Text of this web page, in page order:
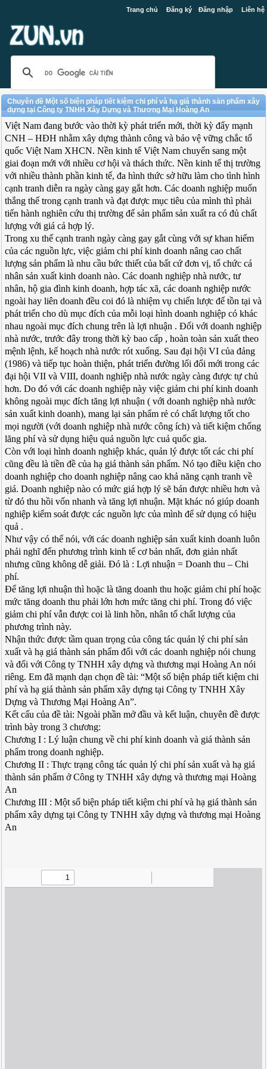
Trang chủ Đăng ký Đăng nhập Liên hệ
Chuyên đề Một số biện pháp tiết kiệm chi phí và hạ giá thành sản phẩm xây
dựng tại Công ty TNHH Xây Dựng và Thương Mại Hoàng An
Việt Nam đang bước vào thời kỳ phát triển mới, thời kỳ đẩy mạnh
CNH – HĐH nhằm xây dựng thành công và bảo vệ vững chắc tổ
quốc Việt Nam XHCN. Nền kinh tế Việt Nam chuyển sang một
giai đoạn mới với nhiều cơ hội và thách thức. Nền kinh tế thị trường
với nhiều thành phần kinh tế, đa hình thức sở hữu làm cho tình hình
cạnh tranh diễn ra ngày càng gay gắt hơn. Các doanh nghiệp muốn
thắng thế trong cạnh tranh và đạt được mục tiêu của mình thì phải
tiến hành nghiên cứu thị trường để sản phẩm sản xuất ra có đủ chất
lượng với giá cả hợp lý.
Trong xu thế cạnh tranh ngày càng gay gắt cùng với sự khan hiếm
của các nguồn lực, việc giảm chi phí kinh doanh nâng cao chất
lượng sản phẩm là nhu cầu bức thiết của bất cứ đơn vị, tổ chức cá
nhân sản xuất kinh doanh nào. Các doanh nghiệp nhà nước, tư
nhân, hộ gia đình kinh doanh, hợp tác xã, các doanh nghiệp nước
ngoài hay liên doanh đều coi đó là nhiệm vụ chiến lược để tồn tại và
phát triển cho dù mục đích của mỗi loại hình doanh nghiệp có khác
nhau ngoài mục đích chung trên là lợi nhuận . Đối với doanh nghiệp
nhà nước, trước đây trong thời kỳ bao cấp , hoàn toàn sản xuất theo
mệnh lệnh, kế hoạch nhà nước rót xuống. Sau đại hội VI của đảng
(1986) và tiếp tục hoàn thiện, phát triển đường lối đổi mới trong các
đại hội VII và VIII, doanh nghiệp nhà nước ngày càng được tự chủ
hơn. Do đó với các doanh nghiệp này việc giảm chi phí kinh doanh
không ngoài mục đích tăng lợi nhuận ( với doanh nghiệp nhà nước
sản xuất kinh doanh), mang lại sản phẩm rẻ có chất lượng tốt cho
mọi người (với doanh nghiệp nhà nước công ích) và tiết kiệm chống
lãng phí và sử dụng hiệu quả nguồn lực cuả quốc gia.
Còn với loại hình doanh nghiệp khác, quản lý được tốt các chi phí
cũng đều là tiền đề của hạ giá thành sản phẩm. Nó tạo điều kiện cho
doanh nghiệp cho doanh nghiệp nâng cao khả năng cạnh tranh về
giá. Doanh nghiệp nào có mức giá hợp lý sẽ bán được nhiều hơn và
từ đó thu hồi vốn nhanh và tăng lợi nhuận. Mặt khác nó giúp doanh
nghiệp kiểm soát được các nguồn lực của mình để sử dụng có hiệu
quả .
Như vậy có thể nói, với các doanh nghiệp sản xuất kinh doanh luôn
phải nghĩ đến phương trình kinh tế cơ bản nhất, đơn giản nhất
nhưng cũng không dễ giải. Đó là : Lợi nhuận = Doanh thu – Chi
phí.
Để tăng lợi nhuận thì hoặc là tăng doanh thu hoặc giảm chi phí hoặc
mức tăng doanh thu phải lớn hơn mức tăng chi phí. Trong đó việc
giảm chi phí vẫn được coi là linh hồn, nhân tố chất lượng của
phương trình này.
Nhận thức được tầm quan trọng của công tác quản lý chi phí sản
xuất và hạ giá thành sản phẩm đối với các doanh nghiệp nói chung
và đối với Công ty TNHH xây dựng và thương mại Hoàng An nói
riêng. Em đã mạnh dạn chọn đề tài: “Một số biện pháp tiết kiệm chi
phí và hạ giá thành sản phẩm xây dựng tại Công ty TNHH Xây
Dựng và Thương Mại Hoàng An”.
Kết cấu của đề tài: Ngoài phần mở đầu và kết luận, chuyên đề được
trình bày trong 3 chương:
Chương I : Lý luận chung về chi phí kinh doanh và giá thành sản
phẩm trong doanh nghiệp.
Chương II : Thực trạng công tác quản lý chi phí sản xuất và hạ giá
thành sản phẩm ở Công ty TNHH xây dựng và thương mại Hoàng
An
Chương III : Một số biện pháp tiết kiệm chi phí và hạ giá thành sản
phẩm xây dựng tại Công ty TNHH xây dựng và thương mại Hoàng
An